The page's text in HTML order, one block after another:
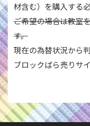
材含む）を購入する
ご希望の場合は教室
す。
現在の為替状況から
ブロックばら売りサ